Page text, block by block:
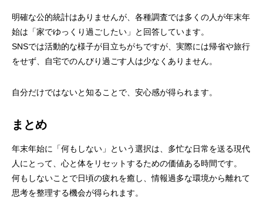
明確な公的統計はありませんが、各種調査では多くの人が年末年
始は「家でゆっくり過ごしたい」と回答しています。
SNSでは活動的な様子が目立ちがちですが、実際には帰省や旅行
をせず、自宅でのんびり過ごす人は少なくありません。
自分だけではないと知ることで、安心感が得られます。
まとめ
年末年始に「何もしない」という選択は、多忙な日常を送る現代
人にとって、心と体をリセットするための価値ある時間です。
何もしないことで日頃の疲れを癒し、情報過多な環境から離れて
思考を整理する機会が得られます。